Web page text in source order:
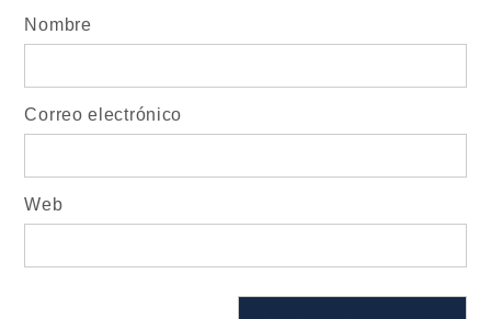
Nombre
Correo electrónico
Web